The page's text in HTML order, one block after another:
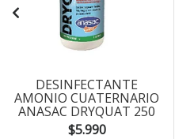
DESINFECTANTE
AMONIO CUATERNARIO
ANASAC DRYQUAT 250
CONCENTRADO 1L
$5.990